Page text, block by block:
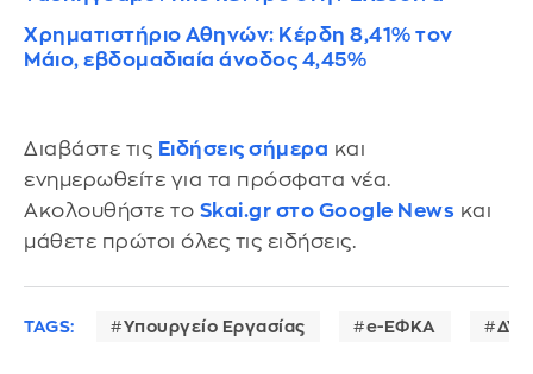
Χρηματιστήριο Αθηνών: Κέρδη 8,41% τον
Μάιο, εβδομαδιαία άνοδος 4,45%
Διαβάστε τις Ειδήσεις σήμερα και
ενημερωθείτε για τα πρόσφατα νέα.
Ακολουθήστε το Skai.gr στο Google News και
μάθετε πρώτοι όλες τις ειδήσεις.
TAGS: Υπουργείο Εργασίας e-ΕΦΚΑ